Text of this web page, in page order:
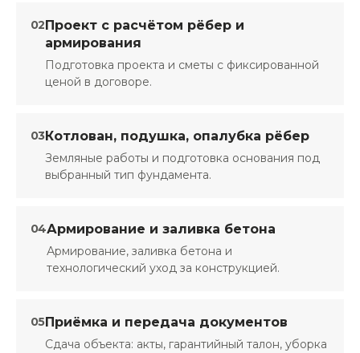
02 Проект с расчётом рёбер и
армирования
Подготовка проекта и сметы с фиксированной
ценой в договоре.
03 Котлован, подушка, опалубка рёбер
Земляные работы и подготовка основания под
выбранный тип фундамента.
04Армирование и заливка бетона
Армирование, заливка бетона и
технологический уход за конструкцией.
05Приёмка и передача документов
Сдача объекта: акты, гарантийный талон, уборка